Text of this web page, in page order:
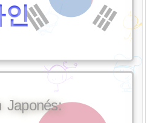
Japonés: